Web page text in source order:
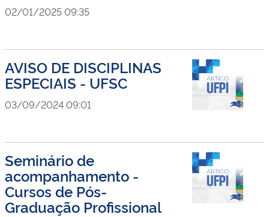
02/01/2025 09:35
AVISO DE DISCIPLINAS
ESPECIAIS - UFSC
03/09/2024 09:01
Seminário de
acompanhamento -
Cursos de Pós-
Graduação Profissional